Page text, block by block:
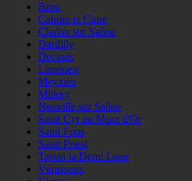
Bron
Caluire et Cuire
Chalon sur Saône
Dardilly
Décines
Limonest
Meyzieu
Millery
Neuville sur Saône
Saint Cyr au Mont d'Or
Saint Fons
Saint Priest
Tassin la Demi Lune
Vénisseux